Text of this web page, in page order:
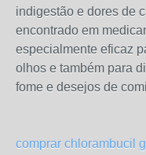
indigestão e dores de
encontrado em
especialmente eficaz
olhos e também para
fome e desejos de
comprar chlorambucil